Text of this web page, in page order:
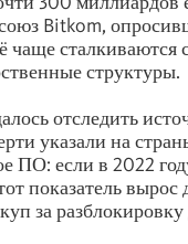
Bitkom,
сталкиваются
структуры.
отследить
указали на
ПО: если в 2022
показатель
за